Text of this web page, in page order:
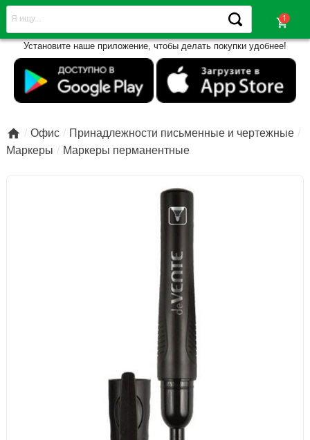
shopping_cart
Установите наше приложение, чтобы делать покупки удобнее!
 Офис
Принадлежности письменные и чертежные
Маркеры
Маркеры перманентные